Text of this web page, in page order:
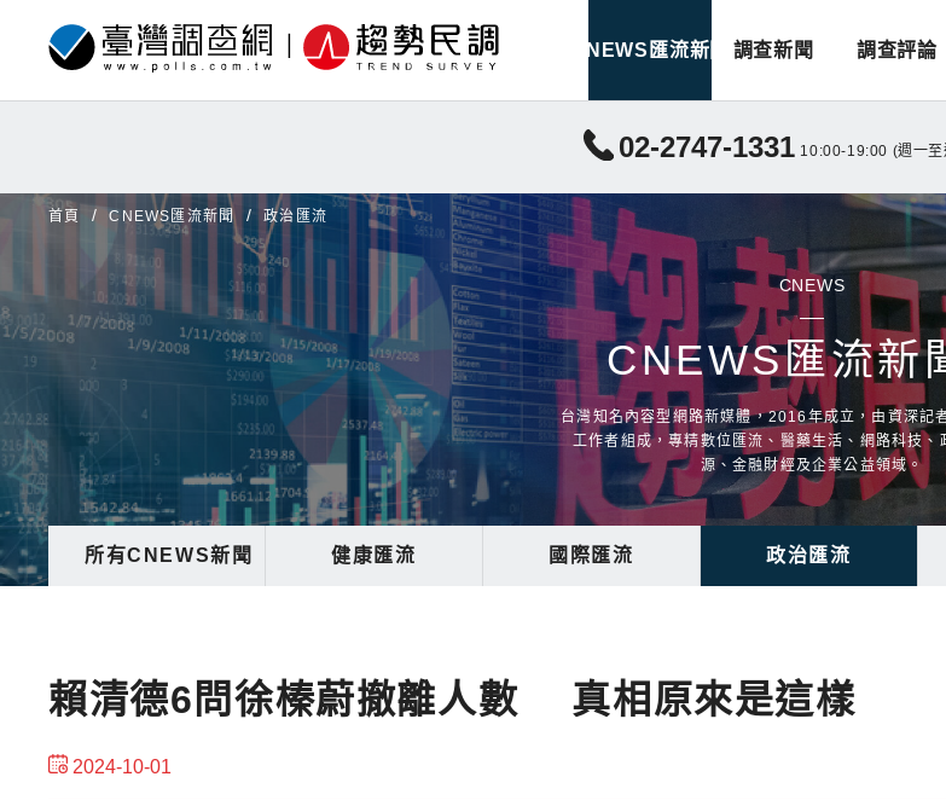
CNEWS匯流新聞 調查新聞 調查評論
02-2747-1331 10:00-19:00 (週一至
首頁 CNEWS匯流新聞 政治匯流
CNEWS
CNEWS匯流新
台灣知名內容型網路新媒體，2016年成立，由資深記
工作者組成，專精數位匯流、醫藥生活、網路科技、
源、金融財經及企業公益領域。
所有CNEWS新聞 健康匯流 國際匯流 政治匯流
賴清德6問徐榛蔚撤離人數 真相原來是這樣
2024-10-01